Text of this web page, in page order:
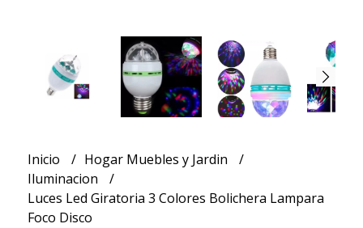
Inicio
Hogar Muebles y Jardin
Iluminacion
Luces Led Giratoria 3 Colores Bolichera Lampara
Foco Disco